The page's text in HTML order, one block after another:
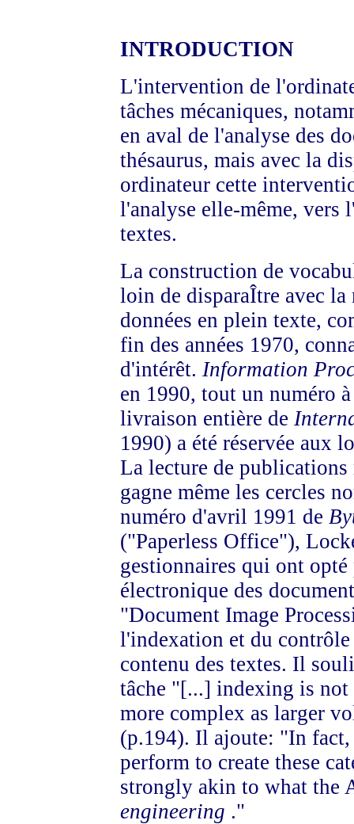
INTRODUCTION
L'intervention de
tâches mécaniques,
en aval de l'analyse des
thésaurus, mais avec la
ordinateur cette
l'analyse elle-même, vers
textes.
La construction de
loin de disparaÎtre avec
données en plein texte,
fin des années 1970,
d'intérêt. Information
en 1990, tout un numéro
livraison entière de
1990) a été réservée aux
La lecture de
gagne même les cercles
numéro d'avril 1991 de
("Paperless Office"),
gestionnaires qui ont
électronique des
"Document Image
l'indexation et du contrôle
contenu des textes. Il
tâche "[...] indexing is not
more complex as larger
(p.194). Il ajoute: "In
perform to create these
strongly akin to what the
engineering ."